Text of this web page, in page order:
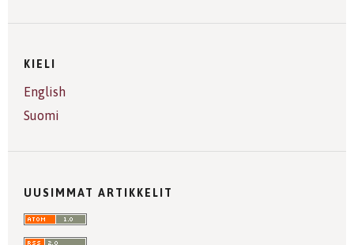
KIELI
English
Suomi
UUSIMMAT ARTIKKELIT